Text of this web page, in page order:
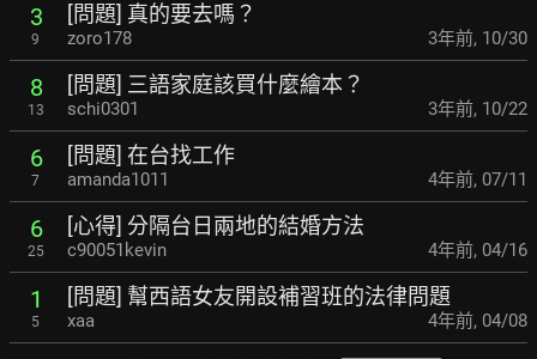
3
9
[問題] 真的要去嗎？
zoro178 3年前, 10/30
8
13
[問題] 三語家庭該買什麼繪本？
schi0301 3年前, 10/22
6
7
[問題] 在台找工作
amanda1011 4年前, 07/11
6
25
[心得] 分隔台日兩地的結婚方法
c90051kevin 4年前, 04/16
1
5
[問題] 幫西語女友開設補習班的法律問題
xaa 4年前, 04/08